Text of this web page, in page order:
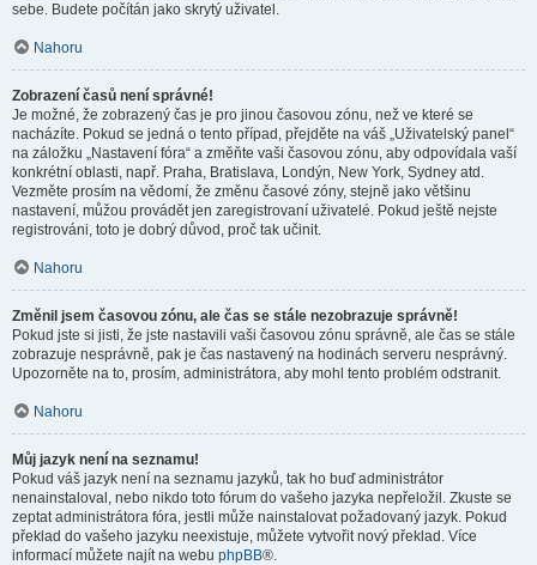
sebe. Budete počítán jako skrytý uživatel.
Nahoru
Zobrazení časů není správné!
Je možné, že zobrazený čas je pro jinou časovou zónu, než ve které se
nacházíte. Pokud se jedná o tento případ, přejděte na váš „Uživatelský panel“
na záložku „Nastavení fóra“ a změňte vaši časovou zónu, aby odpovídala vaší
konkrétní oblasti, např. Praha, Bratislava, Londýn, New York, Sydney atd.
Vezměte prosím na vědomí, že změnu časové zóny, stejně jako většinu
nastavení, můžou provádět jen zaregistrovaní uživatelé. Pokud ještě nejste
registrováni, toto je dobrý důvod, proč tak učinit.
Nahoru
Změnil jsem časovou zónu, ale čas se stále nezobrazuje správně!
Pokud jste si jisti, že jste nastavili vaši časovou zónu správně, ale čas se stále
zobrazuje nesprávně, pak je čas nastavený na hodinách serveru nesprávný.
Upozorněte na to, prosím, administrátora, aby mohl tento problém odstranit.
Nahoru
Můj jazyk není na seznamu!
Pokud váš jazyk není na seznamu jazyků, tak ho buď administrátor
nenainstaloval, nebo nikdo toto fórum do vašeho jazyka nepřeložil. Zkuste se
zeptat administrátora fóra, jestli může nainstalovat požadovaný jazyk. Pokud
překlad do vašeho jazyku neexistuje, můžete vytvořit nový překlad. Více
informací můžete najít na webu phpBB®.